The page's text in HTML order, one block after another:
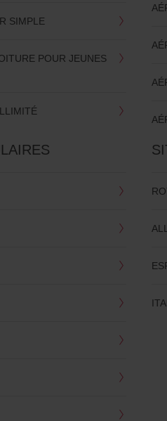
SIMPLE
POUR JEUNES